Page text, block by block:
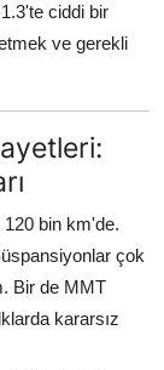
ciddi bir
ve gerekli
bin km'de.
çok
Bir de MMT
kararsız